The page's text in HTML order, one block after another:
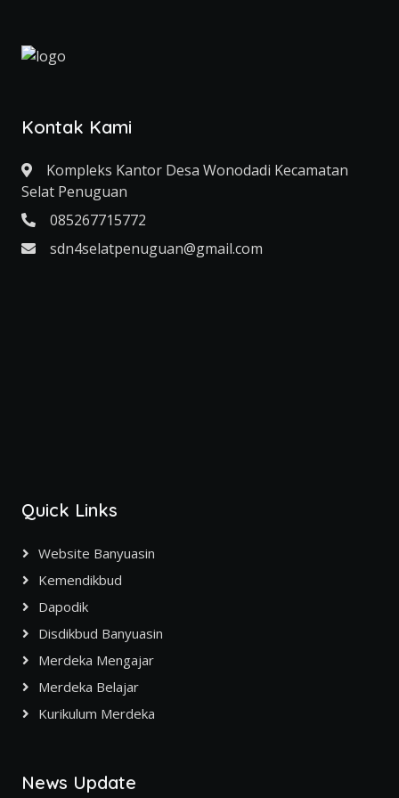
Kontak Kami
Kompleks Kantor Desa Wonodadi Kecamatan
Selat Penuguan
085267715772
sdn4selatpenuguan@gmail.com
Quick Links
Website Banyuasin
Kemendikbud
Dapodik
Disdikbud Banyuasin
Merdeka Mengajar
Merdeka Belajar
Kurikulum Merdeka
News Update